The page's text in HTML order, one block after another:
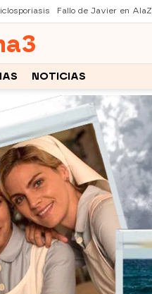
Fallo de Javier en AlaZ
3
NOTICIAS